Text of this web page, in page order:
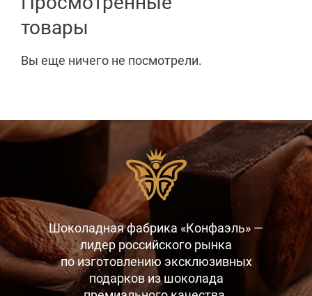
товары
Вы еще ничего не посмотрели.
Шоколадная фабрика «Конфаэль» —
лидер российского рынка
по изготовлению эксклюзивных
подарков из шоколада